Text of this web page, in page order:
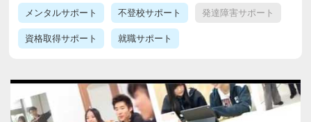
メンタルサポート 不登校サポート 発達障害サポート
資格取得サポート 就職サポート